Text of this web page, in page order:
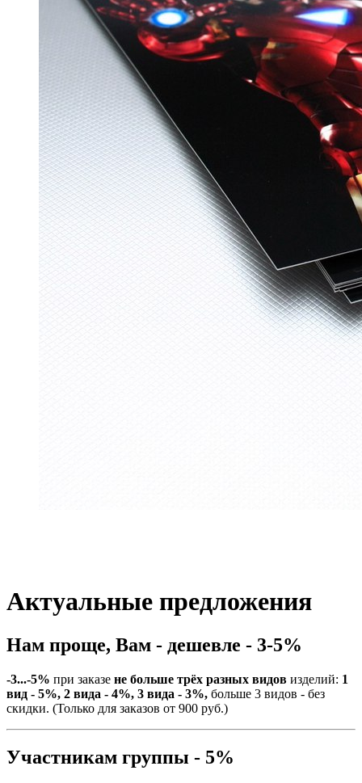
Актуальные предложения
Нам проще, Вам - дешевле - 3-5%
-3...-5% при заказе не больше трёх разных видов изделий: 1
вид - 5%, 2 вида - 4%, 3 вида - 3%, больше 3 видов - без
скидки. (Только для заказов от 900 руб.)
Участникам группы - 5%